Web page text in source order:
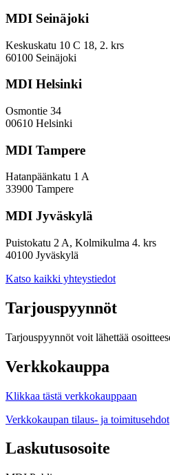
MDI Seinäjoki
Keskuskatu 10 C 18, 2. krs
60100 Seinäjoki
MDI Helsinki
Osmontie 34
00610 Helsinki
MDI Tampere
Hatanpäänkatu 1 A
33900 Tampere
MDI Jyväskylä
Puistokatu 2 A, Kolmikulma 4. krs
40100 Jyväskylä
Katso kaikki yhteystiedot
Tarjouspyynnöt
Tarjouspyynnöt voit lähettää
Verkkokauppa
Klikkaa tästä verkkokauppaan
Verkkokaupan tilaus- ja toimitusehdot
Laskutusosoite